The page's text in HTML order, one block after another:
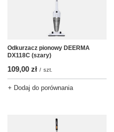
Odkurzacz pionowy DEERMA
DX118C (szary)
109,00 zł / szt.
+ Dodaj do porównania